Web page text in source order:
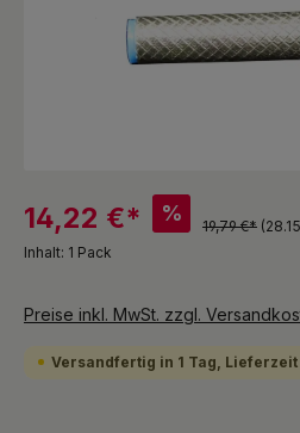
14,22 €* %
19,79 €*
Inhalt: 1 Pack
Preise inkl. MwSt. zzgl.
Versandfertig in 1 Tag, Lieferzeit